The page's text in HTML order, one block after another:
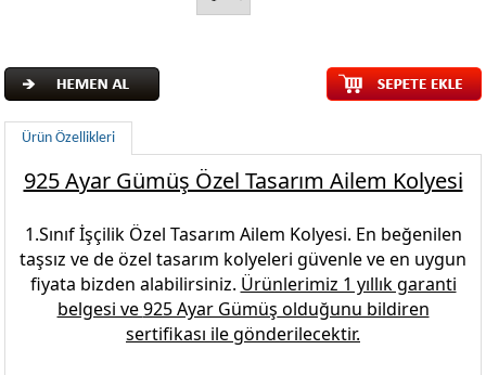
Ürün Özellikleri
925 Ayar Gümüş Özel Tasarım Ailem Kolyesi
1.Sınıf İşçilik Özel Tasarım Ailem Kolyesi. En beğenilen
taşsız ve de özel tasarım kolyeleri güvenle ve en uygun
fiyata bizden alabilirsiniz. Ürünlerimiz 1 yıllık garanti
belgesi ve925 Ayar Gümüş olduğunu bildiren
sertifikası ile gönderilecektir.